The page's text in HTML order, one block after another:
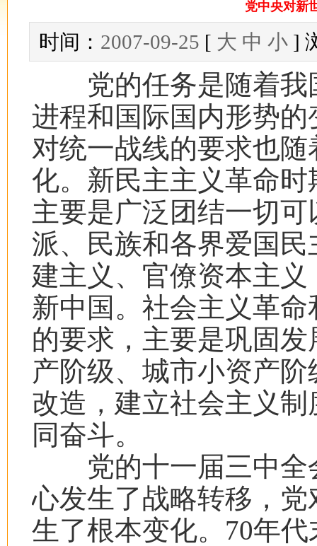
党中央对新
时间： 2007-09-25 [ 大 中 小 ]
党的任务是随着我
进程和国际国内形势
对统一战线的要求也
化。新民主主义革命
主要是广泛团结一切
派、民族和各界爱国
建主义、官僚资本主
新中国。社会主义革
的要求，主要是巩固
产阶级、城市小资产
改造，建立社会主义
同奋斗。
党的十一届三中全
心发生了战略转移，
生了根本变化。 70年代